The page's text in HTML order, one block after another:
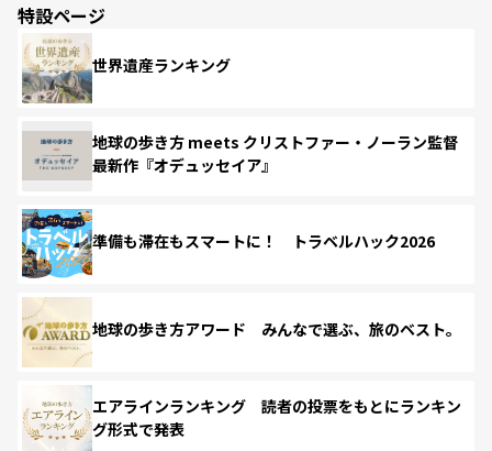
特設ページ
世界遺産ランキング
地球の歩き方 meets クリストファー・ノーラン監督
最新作『オデュッセイア』
準備も滞在もスマートに！ トラベルハック2026
地球の歩き方アワード みんなで選ぶ、旅のベスト。
エアラインランキング 読者の投票をもとにランキン
グ形式で発表